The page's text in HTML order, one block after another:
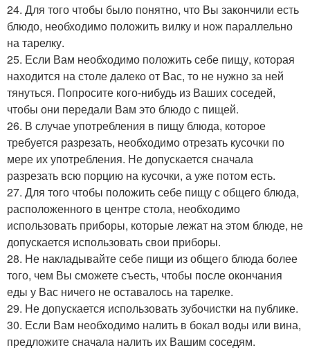
24. Для того чтобы было понятно, что Вы закончили есть
блюдо, необходимо положить вилку и нож параллельно
на тарелку.
25. Если Вам необходимо положить себе пищу, которая
находится на столе далеко от Вас, то не нужно за ней
тянуться. Попросите кого-нибудь из Ваших соседей,
чтобы они передали Вам это блюдо с пищей.
26. В случае употребления в пищу блюда, которое
требуется разрезать, необходимо отрезать кусочки по
мере их употребления. Не допускается сначала
разрезать всю порцию на кусочки, а уже потом есть.
27. Для того чтобы положить себе пищу с общего блюда,
расположенного в центре стола, необходимо
использовать приборы, которые лежат на этом блюде, не
допускается использовать свои приборы.
28. Не накладывайте себе пищи из общего блюда более
того, чем Вы сможете съесть, чтобы после окончания
еды у Вас ничего не оставалось на тарелке.
29. Не допускается использовать зубочистки на публике.
30. Если Вам необходимо налить в бокал воды или вина,
предложите сначала налить их Вашим соседям.